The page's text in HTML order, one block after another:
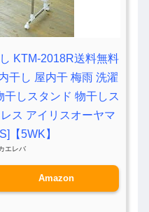
KTM-2018R送料無料
干し 屋内干 梅雨 洗濯
干しスタンド 物干しス
ス アイリスオーヤマ
【5WK】
エレバ
Amazon